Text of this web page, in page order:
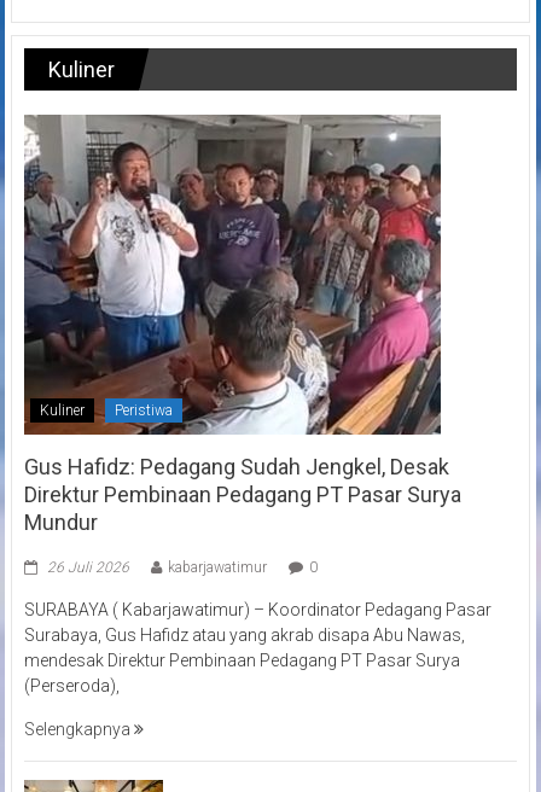
Kuliner
Kuliner Peristiwa
Gus Hafidz: Pedagang Sudah Jengkel, Desak
Direktur Pembinaan Pedagang PT Pasar Surya
Mundur
26 Juli 2026 kabarjawatimur 0
SURABAYA ( Kabarjawatimur) – Koordinator Pedagang Pasar
Surabaya, Gus Hafidz atau yang akrab disapa Abu Nawas,
mendesak Direktur Pembinaan Pedagang PT Pasar Surya
(Perseroda),
Selengkapnya